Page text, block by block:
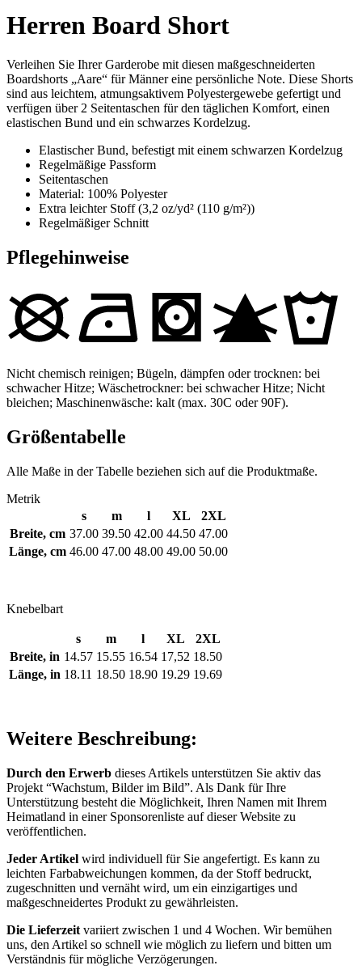
Herren Board Short
Verleihen Sie Ihrer Garderobe mit diesen maßgeschneiderten
Boardshorts „Aare“ für Männer eine persönliche Note. Diese Shorts
sind aus leichtem, atmungsaktivem Polyestergewebe gefertigt und
verfügen über 2 Seitentaschen für den täglichen Komfort, einen
elastischen Bund und ein schwarzes Kordelzug.
Elastischer Bund, befestigt mit einem schwarzen Kordelzug
Regelmäßige Passform
Seitentaschen
Material: 100% Polyester
Extra leichter Stoff (3,2 oz/yd² (110 g/m²))
Regelmäßiger Schnitt
Pflegehinweise
Nicht chemisch reinigen; Bügeln, dämpfen oder trocknen: bei
schwacher Hitze; Wäschetrockner: bei schwacher Hitze; Nicht
bleichen; Maschinenwäsche: kalt (max. 30C oder 90F).
Größentabelle
Alle Maße in der Tabelle beziehen sich auf die Produktmaße.
Metrik
s
m l XL
2XL
Breite, cm 37.00 39.50 42.00 44.50 47.00
Länge, cm 46.00 47.00 48.00 49.00 50.00
Knebelbart
s m l XL
2XL
Breite, in 14.57 15.55 16.54 17,52 18.50
Länge, in 18.11 18.50 18.90 19.29 19.69
Weitere Beschreibung:
Durch den Erwerb dieses Artikels unterstützen Sie aktiv das
Projekt “Wachstum, Bilder im Bild”. Als Dank für Ihre
Unterstützung besteht die Möglichkeit, Ihren Namen mit Ihrem
Heimatland in einer Sponsorenliste auf dieser Website zu
veröffentlichen.
Jeder Artikel wird individuell für Sie angefertigt. Es kann zu
leichten Farbabweichungen kommen, da der Stoff bedruckt,
zugeschnitten und vernäht wird, um ein einzigartiges und
maßgeschneidertes Produkt zu gewährleisten.
Die Lieferzeit variiert zwischen 1 und 4 Wochen. Wir bemühen
uns, den Artikel so schnell wie möglich zu liefern und bitten um
Verständnis für mögliche Verzögerungen.